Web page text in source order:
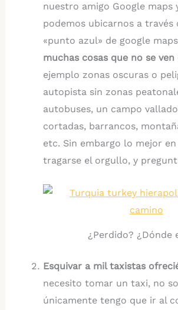
nuestro amigo Google maps
podemos ubicarnos a través
«punto azul» de google
muchas cosas que no se ven
ejemplo zonas oscuras o
autopista sin zonas
autobuses, un campo
cortadas, barrancos,
etc. Sin embargo lo mejor
tragarse el orgullo, y
¿Perdido? ¿Dónde
Esquivar a mil taxistas
necesito tomar un taxi, no
únicamente tengo que ir al